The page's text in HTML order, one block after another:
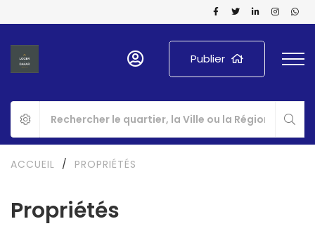
Publier
Propriétés
ACCUEIL / PROPRIÉTÉS